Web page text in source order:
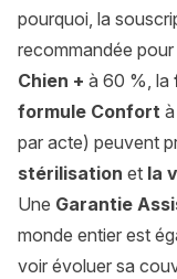
pourquoi, la
recommandée
Chien + à 60 %, la
formule Confort
par acte) peuvent
stérilisation et la
Une Garantie
monde entier est
voir évoluer sa